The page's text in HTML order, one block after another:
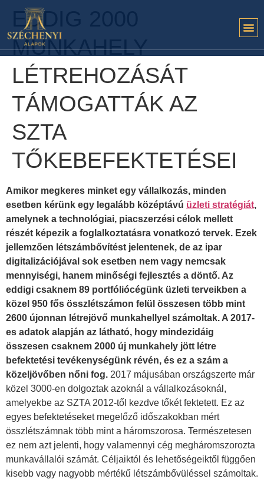
EDDIG 2000
MUNKAHELY
LÉTREHOZÁSÁT
TÁMOGATTÁK AZ
SZTA
TŐKEBEFEKTETÉSEI
Amikor megkeres minket egy vállalkozás, minden
esetben kérünk egy legalább középtávú üzleti stratégiát,
amelynek a technológiai, piacszerzési célok mellett
részét képezik a foglalkoztatásra vonatkozó tervek. Ezek
jellemzően létszámbővítést jelentenek, de az ipar
digitalizációjával sok esetben nem vagy nemcsak
mennyiségi, hanem minőségi fejlesztés a döntő. Az
eddigi csaknem 89 portfóliócégünk üzleti terveikben a
közel 950 fős összlétszámon felül összesen több mint
2600 újonnan létrejövő munkahellyel számoltak. A 2017-
es adatok alapján az látható, hogy mindezidáig
összesen csaknem 2000 új munkahely jött létre
befektetési tevékenységünk révén, és ez a szám a
közeljövőben nőni fog. 2017 májusában országszerte már
közel 3000-en dolgoztak azoknál a vállalkozásoknál,
amelyekbe az SZTA 2012-től kezdve tőkét fektetett. Ez az
egyes befektetéseket megelőző időszakokban mért
összlétszámnak több mint a háromszorosa. Természetesen
ez nem azt jelenti, hogy valamennyi cég megháromszorozta
munkavállalói számát. Céljaiktól és lehetőségeiktől függően
kisebb vagy nagyobb mértékű létszámbővüléssel számoltak.